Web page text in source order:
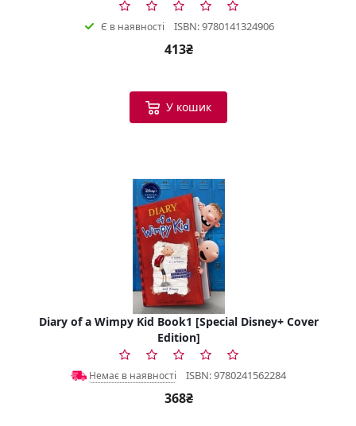
Є в наявності ISBN: 9780141324906
413₴
У кошик
Diary of a Wimpy Kid Book1 [Special Disney+ Cover
Edition]
Немає в наявності ISBN: 9780241562284
368₴